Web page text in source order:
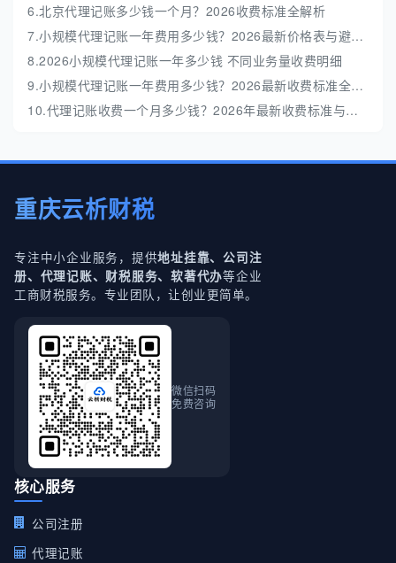
6.北京代理记账多少钱一个月？2026收费标准全解析
7.小规模代理记账一年费用多少钱？2026最新价格表与避坑指南
8.2026小规模代理记账一年多少钱 不同业务量收费明细
9.小规模代理记账一年费用多少钱？2026最新收费标准全解析
10.代理记账收费一个月多少钱？2026年最新收费标准与避坑指南
重庆云析财税
专注中小企业服务，提供地址挂靠、公司注
册、代理记账、财税服务、软著代办等企业
工商财税服务。专业团队，让创业更简单。
微信扫码
免费咨询
核心服务
公司注册
代理记账